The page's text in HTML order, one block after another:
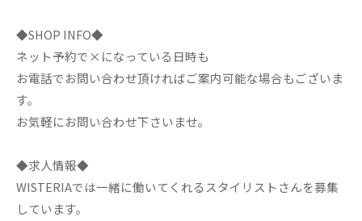
◆SHOP INFO◆
ネット予約で×になっている日時も
お電話でお問い合わせ頂ければご案内可能な場合もございま
す。
お気軽にお問い合わせ下さいませ。
◆求人情報◆
WISTERIAでは一緒に働いてくれるスタイリストさんを募集
しています。